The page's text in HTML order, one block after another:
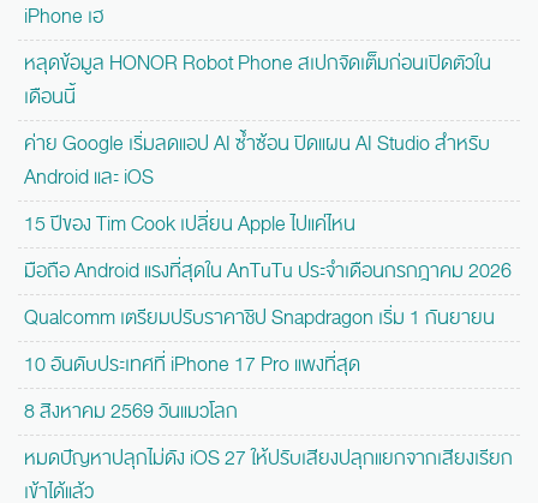
iPhone เฮ
หลุดข้อมูล HONOR Robot Phone สเปกจัดเต็มก่อนเปิดตัวใน
เดือนนี้
ค่าย Google เริ่มลดแอป AI ซ้ำซ้อน ปิดแผน AI Studio สำหรับ
Android และ iOS
15 ปีของ Tim Cook เปลี่ยน Apple ไปแค่ไหน
มือถือ Android แรงที่สุดใน AnTuTu ประจำเดือนกรกฎาคม 2026
Qualcomm เตรียมปรับราคาชิป Snapdragon เริ่ม 1 กันยายน
10 อันดับประเทศที่ iPhone 17 Pro แพงที่สุด
8 สิงหาคม 2569 วันแมวโลก
หมดปัญหาปลุกไม่ดัง iOS 27 ให้ปรับเสียงปลุกแยกจากเสียงเรียก
เข้าได้แล้ว